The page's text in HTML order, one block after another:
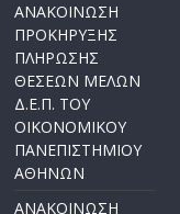
ΑΝΑΚΟΙΝΩΣΗ
ΠΡΟΚΗΡΥΞΗΣ
ΠΛΗΡΩΣΗΣ
ΘΕΣΕΩΝ ΜΕΛΩΝ
Δ.Ε.Π. ΤΟΥ
ΟΙΚΟΝΟΜΙΚΟΥ
ΠΑΝΕΠΙΣΤΗΜΙΟΥ
ΑΘΗΝΩΝ
ΑΝΑΚΟΙΝΩΣΗ